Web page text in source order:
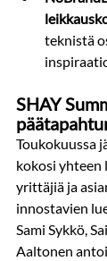
teknistä
SHAY
Toukokuussa
kokosi yhteen
yrittäjiä ja
innostavien
Sami Sykkö,
Aaltonen